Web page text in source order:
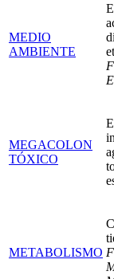
MEDIO
AMBIENTE
MEGACOLON
TÓXICO
METABOLISMO